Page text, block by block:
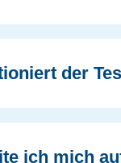
der
ich mich